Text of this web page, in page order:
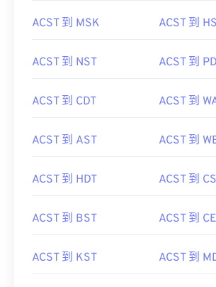
ACST 到 MSK ACST 到
ACST 到 NST ACST 到
ACST 到 CDT ACST 到
ACST 到 AST ACST 到
ACST 到 HDT ACST 到
ACST 到 BST ACST 到
ACST 到 KST ACST 到